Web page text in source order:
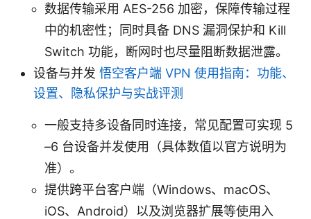
数据传输采用 AES-256 加密，保障传输过程
中的机密性；同时具备 DNS 漏洞保护和 Kill
Switch 功能，断网时也尽量阻断数据泄露。
设备与并发 悟空客户端 VPN 使用指南：功能、
设置、隐私保护与实战评测
一般支持多设备同时连接，常见配置可实现 5
–6 台设备并发使用（具体数值以官方说明为
准）。
提供跨平台客户端（Windows、macOS、
iOS、Android）以及浏览器扩展等使用入